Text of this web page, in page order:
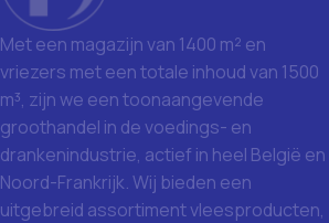
Met een magazijn van 1400 m² en
vriezers met een totale inhoud van 1500
m³, zijn we een toonaangevende
groothandel in de voedings- en
drankenindustrie, actief in heel België en
Noord-Frankrijk. Wij bieden een
uitgebreid assortiment vleesproducten,